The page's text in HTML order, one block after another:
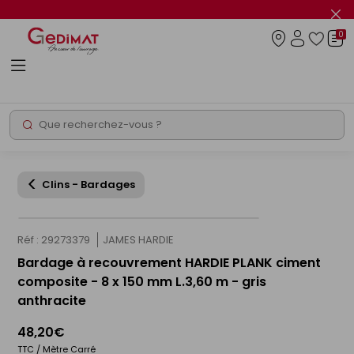
le
info
Rechercher
0
Clins - Bardages
Réf : 29273379 JAMES HARDIE
Bardage à recouvrement HARDIE PLANK ciment
composite - 8 x 150 mm L.3,60 m - gris
anthracite
48,20€
TTC / Mètre Carré